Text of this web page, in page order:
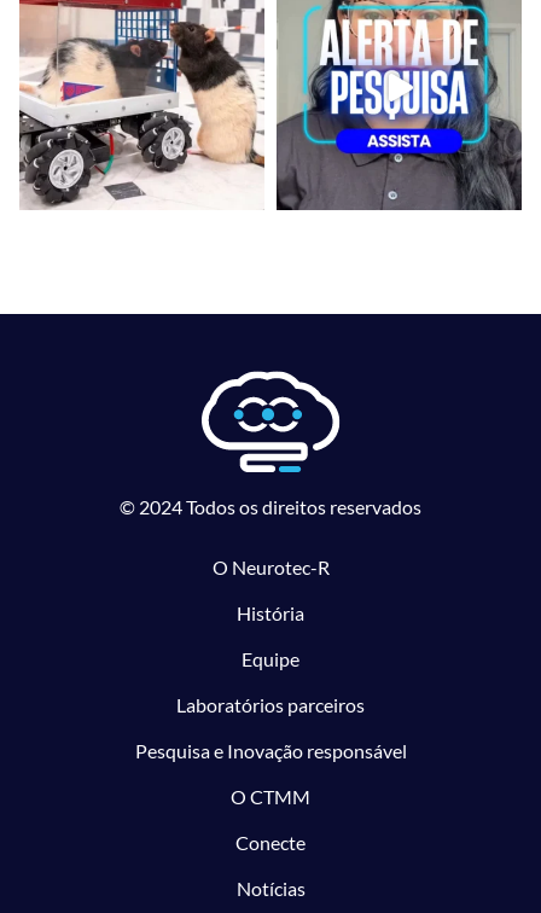
© 2024 Todos os direitos reservados
O Neurotec-R
História
Equipe
Laboratórios parceiros
Pesquisa e Inovação responsável
O CTMM
Conecte
Notícias